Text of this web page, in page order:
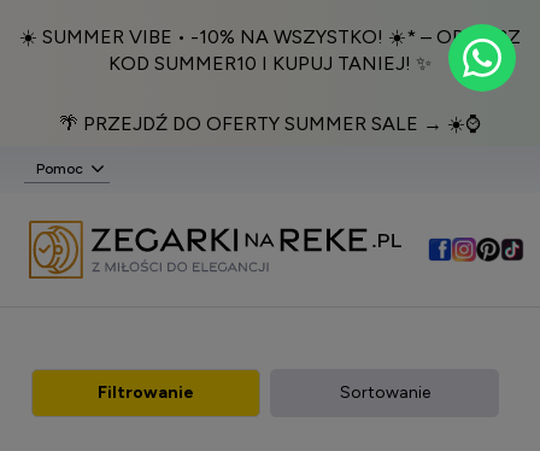
☀️ SUMMER VIBE • -10% NA WSZYSTKO! ☀️* – ODBIERZ
KOD SUMMER10 I KUPUJ TANIEJ! ✨
🌴 PRZEJDŹ DO OFERTY SUMMER SALE → ☀️⌚️
Pomoc
Filtrowanie Sortowanie